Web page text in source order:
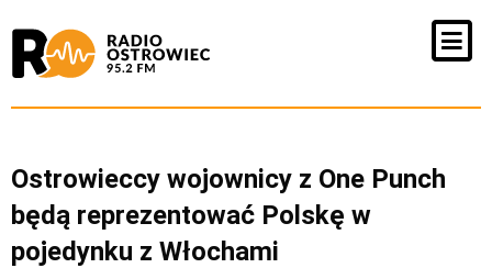
Ostrowieccy wojownicy z One Punch
będą reprezentować Polskę w
pojedynku z Włochami